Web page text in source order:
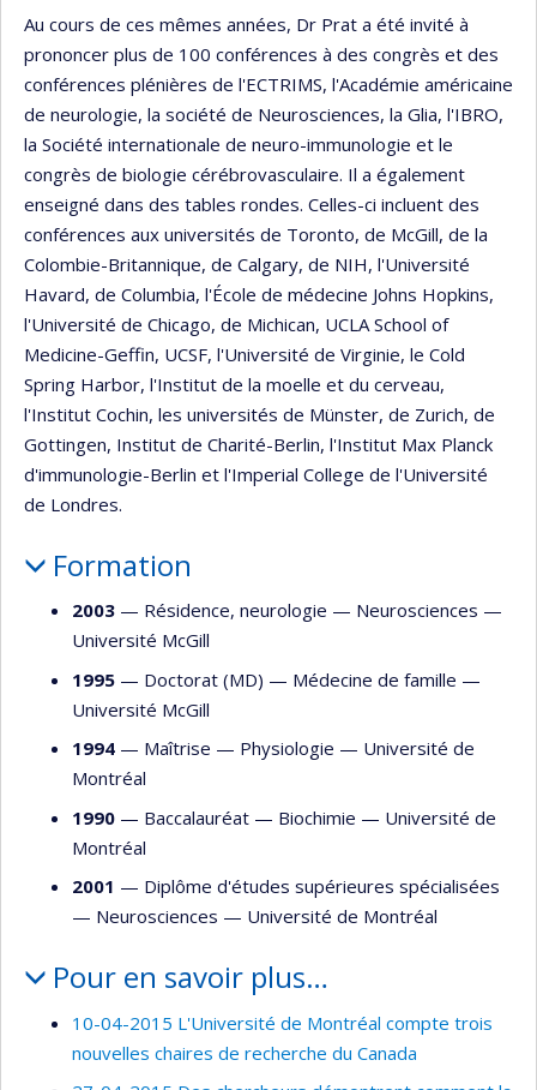
Au cours de ces mêmes années, Dr Prat a été invité à
prononcer plus de 100 conférences à des congrès et des
conférences plénières de l'ECTRIMS, l'Académie américaine
de neurologie, la société de Neurosciences, la Glia, l'IBRO,
la Société internationale de neuro-immunologie et le
congrès de biologie cérébrovasculaire. Il a également
enseigné dans des tables rondes. Celles-ci incluent des
conférences aux universités de Toronto, de McGill, de la
Colombie-Britannique, de Calgary, de NIH, l'Université
Havard, de Columbia, l'École de médecine Johns Hopkins,
l'Université de Chicago, de Michican, UCLA School of
Medicine-Geffin, UCSF, l'Université de Virginie, le Cold
Spring Harbor, l'Institut de la moelle et du cerveau,
l'Institut Cochin, les universités de Münster, de Zurich, de
Gottingen, Institut de Charité-Berlin, l'Institut Max Planck
d'immunologie-Berlin et l'Imperial College de l'Université
de Londres.
Formation
2003 — Résidence, neurologie — Neurosciences —
Université McGill
1995 — Doctorat (MD) — Médecine de famille —
Université McGill
1994 — Maîtrise — Physiologie — Université de
Montréal
1990 — Baccalauréat — Biochimie — Université de
Montréal
2001 — Diplôme d'études supérieures spécialisées
— Neurosciences — Université de Montréal
Pour en savoir plus…
10-04-2015 L'Université de Montréal compte trois
nouvelles chaires de recherche du Canada